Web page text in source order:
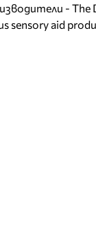
- The
sensory aid